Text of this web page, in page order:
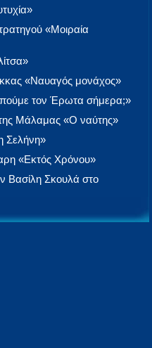
«Μοιραία
«Ναυαγός μονάχος»
τον Έρωτα σήμερα;»
Μάλαμας «Ο ναύτης»
Σελήνη»
«Εκτός Χρόνου»
Βασίλη Σκουλά στο